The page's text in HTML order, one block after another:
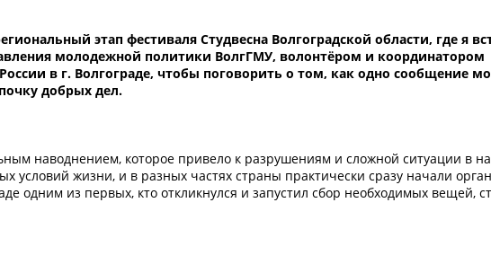
этап фестиваля Студвесна Волгоградской области, где я
молодежной политики ВолгГМУ, волонтёром и координатором
в г. Волгограде, чтобы поговорить о том, как одно сообщение
добрых дел.
наводнением, которое привело к разрушениям и сложной ситуации в
условий жизни, и в разных частях страны практически сразу начали
одним из первых, кто откликнулся и запустил сбор необходимых вещей,